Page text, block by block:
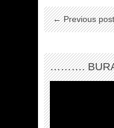
← Previous post
……….